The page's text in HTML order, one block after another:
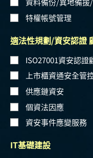
特權帳號管理
適法性規劃/資安認證
ISO27001資安認證
上市櫃資通安全管
供應鏈資安
個資法因應
資安事件應變服務
IT基礎建設